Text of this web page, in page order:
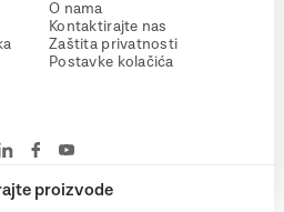
proizvode
O nama
Kontaktirajte nas
Zaštita privatnosti
Postavke kolačića